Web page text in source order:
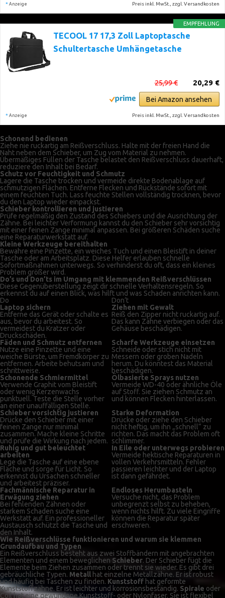
* Anzeige Preis inkl. MwSt., zzgl. Versandkosten
EMPFEHLUNG
TECOOL 17 17,3 Zoll Laptoptasche
Schultertasche Umhängetasche
20,29 €
25,99 €
Bei Amazon ansehen
* Anzeige Preis inkl. MwSt., zzgl. Versandkosten
Schonend bedienen
Ziehe nie ruckartig am Reißverschluss. Halte mit der freien Hand die
Naht neben dem Schieber, um Zug vom Material zu nehmen.
Übermäßiges Füllen der Tasche belastet den Reißverschluss dauerhaft,
reduziere den Inhalt bei Bedarf.
Schutz vor Feuchtigkeit und Schmutz
Lagere die Tasche trocken und vermeide direkte Bodenablage auf
schmutzigen Flächen. Entferne Flecken und Rückstände sofort mit
einem feuchten Tuch. Lass feuchte Stellen vollständig trocknen, bevor
du den Laptop wieder einpackst.
Schieber kontrollieren und justieren
Prüfe regelmäßig den Zustand des Schiebers und die Ausrichtung der
Zähne. Bei leichter Verformung kannst du den Schieber sehr vorsichtig
mit einer feinen Zange minimal anpassen. Bei größeren Schäden suche
eine Reparaturwerkstatt auf.
Kleine Werkzeuge bereithalten
Bewahre eine Pinzette, ein weiches Tuch und einen Bleistift in deiner
Tasche oder am Arbeitsplatz. Diese Helfer erlauben schnelle
Sofortmaßnahmen unterwegs. So verhinderst du oft, dass ein kleines
Problem größer wird.
Do’s und Don’ts im Umgang mit klemmenden Reißverschlüssen
Diese Gegenüberstellung zeigt dir schnelle Verhaltensregeln. So
erkennst du auf einen Blick, was hilft und was Schaden anrichten kann.
Do
Don’t
Laptop sichern
Entferne das Gerät oder schalte es
aus, bevor du arbeitest. So
vermeidest du Kratzer oder
Druckschäden.
Ziehen mit Gewalt
Reiß den Zipper nicht ruckartig auf.
Das kann Zähne verbiegen oder das
Gehäuse beschädigen.
Fäden und Schmutz entfernen
Nutze eine Pinzette und eine
weiche Bürste, um Fremdkörper zu
entfernen. Arbeite behutsam und
schrittweise.
Scharfe Werkzeuge einsetzen
Schneide oder stich nicht mit
Messern oder groben Nadeln
herum. Du könntest das Material
beschädigen.
Schonende Schmiermittel
Verwende Graphit vom Bleistift
oder wenig Kerzenwachs
punktuell. Teste die Stelle vorher
an einer unauffälligen Stelle.
Ölbasierte Sprays nutzen
Vermeide WD-40 oder ähnliche Öle
auf Stoff. Sie ziehen Schmutz an
und können Flecken hinterlassen.
Schieber vorsichtig justieren
Drücke den Schieber mit einer
feinen Zange nur minimal
zusammen. Mache kleine Schritte
und prüfe die Wirkung nach jedem.
Starke Deformation
Drücke oder ziehe den Schieber
nicht heftig, um ihn „schnell“ zu
richten. Das macht das Problem oft
schlimmer.
Ruhig und gut beleuchtet
arbeiten
Lege die Tasche auf eine ebene
Fläche und sorge für Licht. So
erkennst du Ursachen schneller
und arbeitest präziser.
In Eile oder unterwegs probieren
Vermeide hektische Reparaturen in
vollen Verkehrsmitteln. Fehler
passieren leichter und der Laptop
ist dann gefährdet.
Fachmännische Reparatur in
Erwägung ziehen
Bei fehlenden Zähnen oder
starkem Schaden suche eine
Werkstatt auf. Ein professioneller
Austausch schützt die Tasche und
den Inhalt.
Endloses Herumbasteln
Versuche nicht, das Problem
unbegrenzt selbst zu beheben,
wenn nichts hilft. Zu viele Eingriffe
können die Reparatur später
erschweren.
Wie Reißverschlüsse funktionieren und warum sie klemmen
Grundaufbau und Typen
Ein Reißverschluss besteht aus zwei Stoffbändern mit angebrachten
Elementen und einem beweglichen Schieber. Der Schieber fügt die
Elemente beim Ziehen zusammen oder trennt sie wieder. Es gibt drei
gebräuchliche Typen. Metall hat einzelne Metallzähne. Er ist robust
und häufig bei Taschen zu finden. Kunststoff hat geformte
Kunststoffzähne. Er ist leichter und korrosionsbeständig. Spirale oder
Coil hat eine gewundene Kunststoff- oder Nylonfaser. Sie ist flexibel